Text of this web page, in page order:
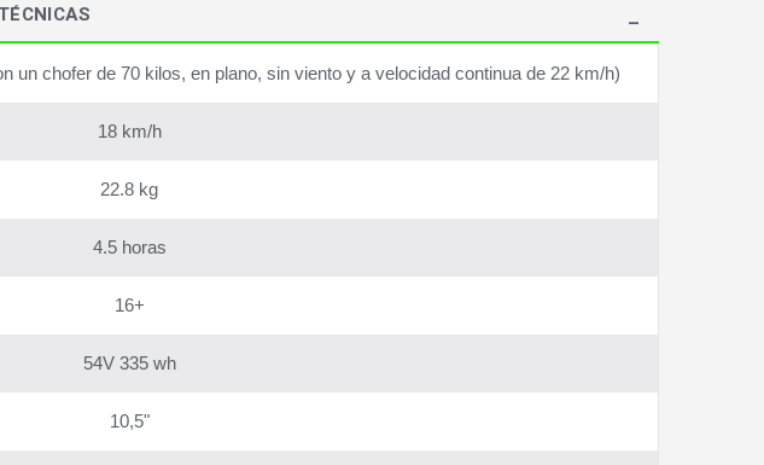
un chofer de 70 kilos, en plano, sin viento y a velocidad continua de 22 km/h)
18 km/h
22.8 kg
4.5 horas
16+
54V 335 wh
10,5"